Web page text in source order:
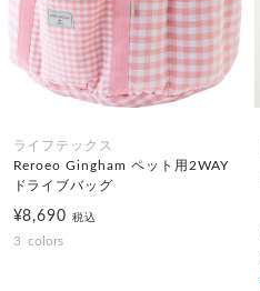
ライフテックス
Reroeo Gingham ペット用2WAY
ドライブバッグ
¥8,690税込
3 colors